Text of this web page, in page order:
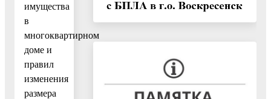
имущества
в
многоквартирном
доме и
правил
изменения
размера